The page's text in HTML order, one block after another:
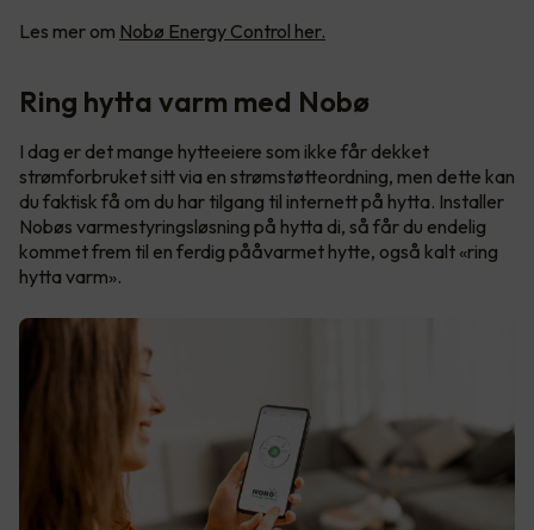
Les mer om Nobø Energy Control her.
Ring hytta varm med Nobø
I dag er det mange hytteeiere som ikke får dekket
strømforbruket sitt via en strømstøtteordning, men dette kan
du faktisk få om du har tilgang til internett på hytta. Installer
Nobøs varmestyringsløsning på hytta di, så får du endelig
kommet frem til en ferdig pååvarmet hytte, også kalt «ring
hytta varm».